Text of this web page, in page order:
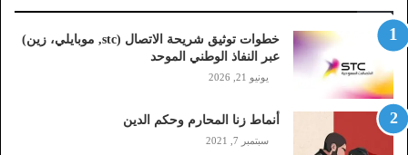
ا
ت
ص
ل
(
s
خطوات توثيق شريحة الاتصال (stc, موبايلي، زين)
عبر النفاذ الوطني الموحد
يونيو 21, 2026
أنماط زنا المحارم وحكم الدين
سبتمبر 7, 2021